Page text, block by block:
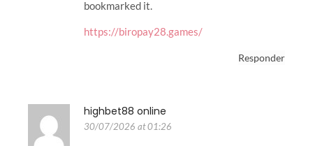
bookmarked it.
https://biropay28.games/
Responder
highbet88 online
30/07/2026 at 01:26